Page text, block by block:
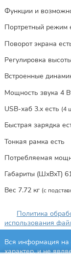
Функции и
Портретный режим
Поворот экрана
Регулировка
Встроенные
Мощность звука 4
USB-хаб 3.x есть (4
Быстрая зарядка
Тонкая рамка есть
Потребляемая
Габариты (ШхВхТ)
Вес 7.72 кг (с
Политика
использования
Вся информация на
характер, и не